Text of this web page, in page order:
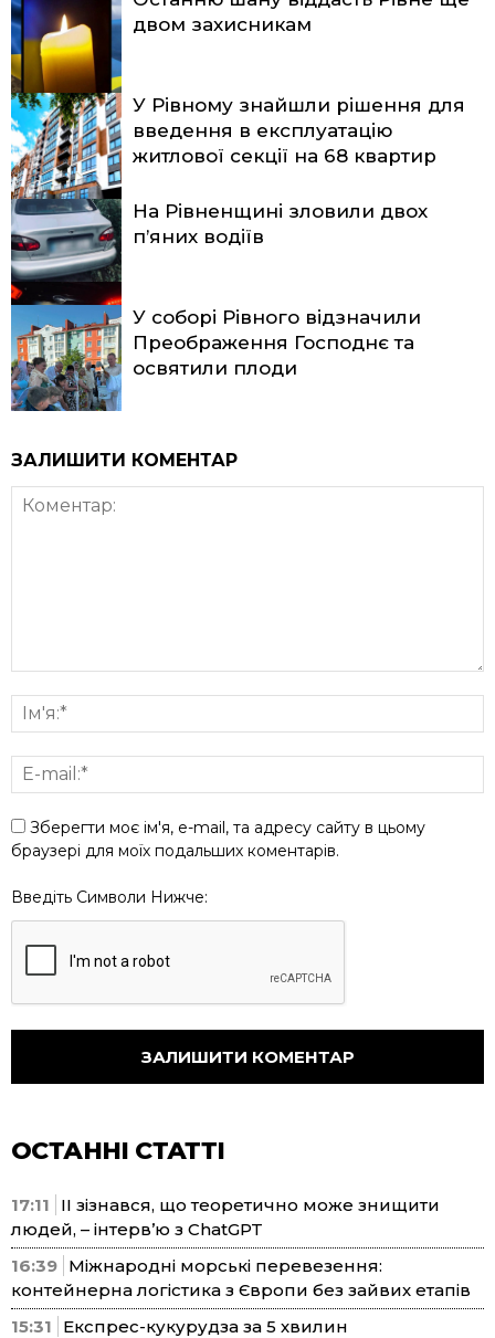
двом захисникам
У Рівному знайшли рішення для
введення в експлуатацію
житлової секції на 68 квартир
На Рівненщині зловили двох
п’яних водіїв
У соборі Рівного відзначили
Преображення Господнє та
освятили плоди
ЗАЛИШИТИ КОМЕНТАР
Зберегти моє ім'я, e-mail, та адресу сайту в цьому
браузері для моїх подальших коментарів.
Введіть Символи Нижче:
ОСТАННІ СТАТТІ
17:11
ІІ зізнався, що теоретично може знищити
людей, – інтерв’ю з ChatGPT
16:39 Міжнародні морські перевезення:
контейнерна логістика з Європи без зайвих етапів
15:31
Експрес-кукурудза за 5 хвилин